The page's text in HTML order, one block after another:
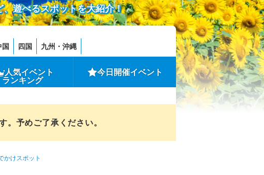
遊べるスポットを大紹介！
国 四国 九州・沖縄
人気イベント
ランキング
今日開催イベント
予めご了承ください。
かけスポット